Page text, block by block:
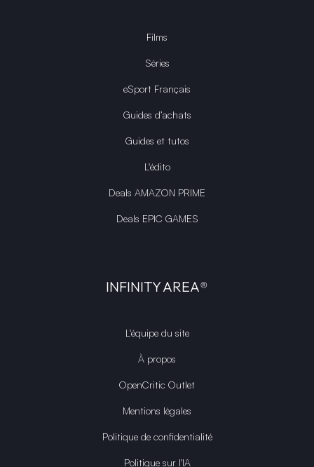
Films
Séries
eSport Français
Guides d’achats
Guides et tutos
L'édito
Deals AMAZON PRIME
Deals EPIC GAMES
INFINITY AREA®
L'équipe du site
À propos
OpenCritic Outlet
Mentions légales
Politique de confidentialité
Politique sur l'IA